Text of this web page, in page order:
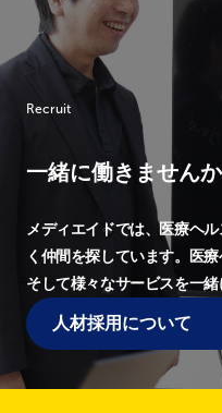
Recruit
一緒に働きません
メディエイドでは、医療ヘ
く仲間を探しています。
医
そして様々なサービスを一
人材採用について